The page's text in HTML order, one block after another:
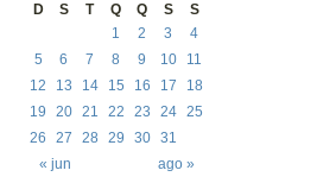
D
S T Q Q S S
« jun ago »
1 2 3
4
5
6 7 8 9 10
11
12
13 14 15 16 17
18
19
20 21 22 23 24 25
26
27 28 29 30 31